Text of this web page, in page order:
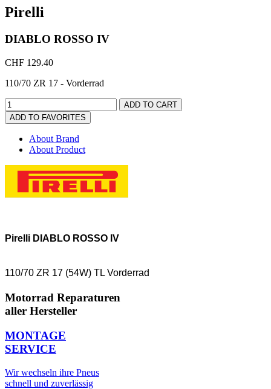
Pirelli
DIABLO ROSSO IV
CHF 129.40
110/70 ZR 17 - Vorderrad
ADD TO CART
ADD TO FAVORITES
About Brand
About Product
Pirelli DIABLO ROSSO IV
110/70 ZR 17 (54W) TL Vorderrad
Motorrad Reparaturen
aller Hersteller
MONTAGE
SERVICE
Wir wechseln ihre Pneus
schnell und zuverlässig